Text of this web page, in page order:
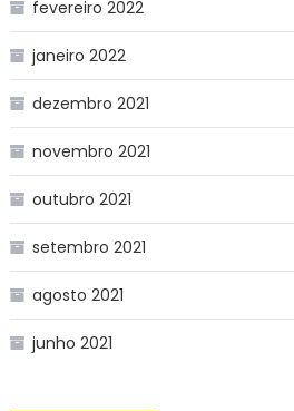
fevereiro 2022
janeiro 2022
dezembro 2021
novembro 2021
outubro 2021
setembro 2021
agosto 2021
junho 2021